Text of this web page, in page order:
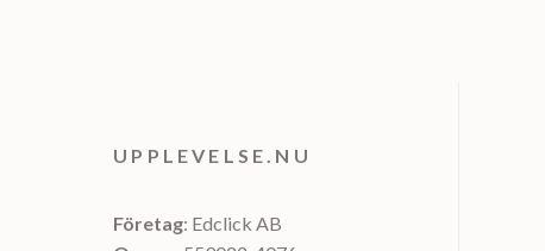
UPPLEVELSE.NU
Företag: Edclick AB